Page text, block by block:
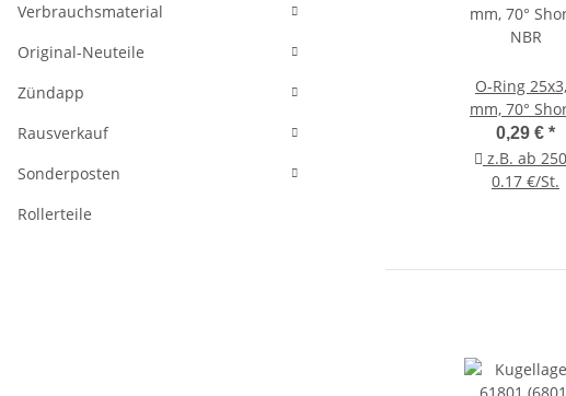
O-Ring 25x3,2
mm, 70°
NBR
0,29 € *
z.B. ab
0.17 €/St.
Verbrauchsmaterial
Original-Neuteile
Zündapp
Rausverkauf
Sonderposten
Rollerteile